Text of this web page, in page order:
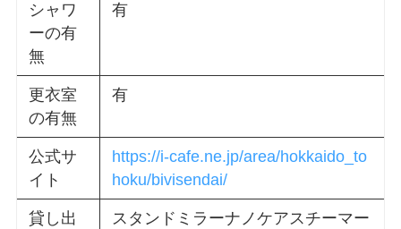
シャワ
ーの有
無
有
更衣室
の有無
有
公式サ
イト
https://i-cafe.ne.jp/area/hokkaido_to
hoku/bivisendai/
貸し出
スタンドミラーナノケアスチーマー